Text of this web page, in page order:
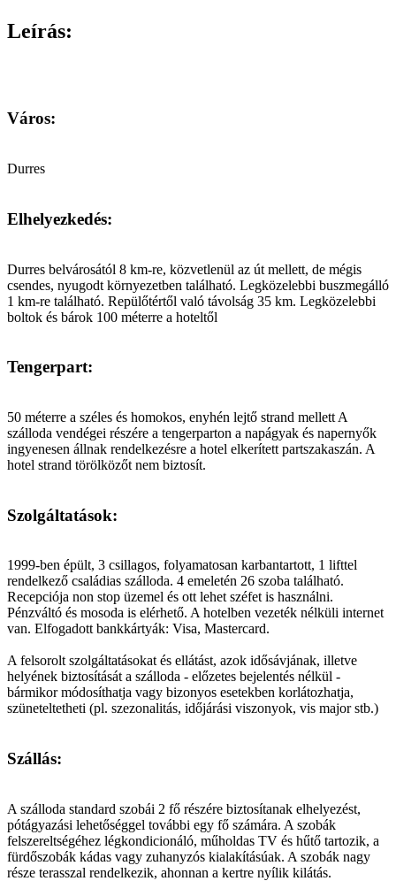
Leírás:
Város:
Durres
Elhelyezkedés:
Durres belvárosától 8 km-re, közvetlenül az út mellett, de mégis
csendes, nyugodt környezetben található. Legközelebbi buszmegálló
1 km-re található. Repülőtértől való távolság 35 km. Legközelebbi
boltok és bárok 100 méterre a hoteltől
Tengerpart:
50 méterre a széles és homokos, enyhén lejtő strand mellett A
szálloda vendégei részére a tengerparton a napágyak és napernyők
ingyenesen állnak rendelkezésre a hotel elkerített partszakaszán. A
hotel strand törölközőt nem biztosít.
Szolgáltatások:
1999-ben épült, 3 csillagos, folyamatosan karbantartott, 1 lifttel
rendelkező családias szálloda. 4 emeletén 26 szoba található.
Recepciója non stop üzemel és ott lehet széfet is használni.
Pénzváltó és mosoda is elérhető. A hotelben vezeték nélküli internet
van. Elfogadott bankkártyák: Visa, Mastercard.
A felsorolt szolgáltatásokat és ellátást, azok idősávjának, illetve
helyének biztosítását a szálloda - előzetes bejelentés nélkül -
bármikor módosíthatja vagy bizonyos esetekben korlátozhatja,
szüneteltetheti (pl. szezonalitás, időjárási viszonyok, vis major stb.)
Szállás:
A szálloda standard szobái 2 fő részére biztosítanak elhelyezést,
pótágyazási lehetőséggel további egy fő számára. A szobák
felszereltségéhez légkondicionáló, műholdas TV és hűtő tartozik, a
fürdőszobák kádas vagy zuhanyzós kialakításúak. A szobák nagy
része terasszal rendelkezik, ahonnan a kertre nyílik kilátás.